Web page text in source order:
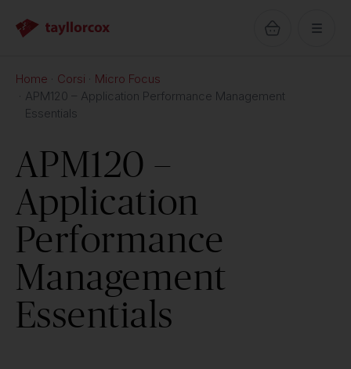
Home Corsi
Micro Focus
APM120 – Application Performance Management
Essentials
APM120 –
Application
Performance
Management
Essentials